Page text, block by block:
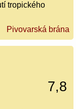
tropického
Pivovarská brána
7,8